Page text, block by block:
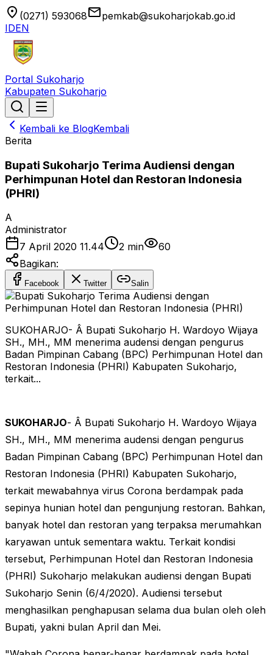
location_on (0271) 593068emailpemkab@sukoharjokab.go.id
IDEN
Portal Sukoharjo
Kabupaten Sukoharjo
Kembali ke BlogKembali
Berita
Bupati Sukoharjo Terima Audiensi dengan
Perhimpunan Hotel dan Restoran Indonesia
(PHRI)
A
Administrator
7 April 2020 11.44
2 min
60
Bagikan:
Facebook Twitter Salin
SUKOHARJO- Â Bupati Sukoharjo H. Wardoyo Wijaya
SH., MH., MM menerima audensi dengan pengurus
Badan Pimpinan Cabang (BPC) Perhimpunan Hotel dan
Restoran Indonesia (PHRI) Kabupaten Sukoharjo,
terkait...
SUKOHARJO- Â Bupati Sukoharjo H. Wardoyo Wijaya
SH., MH., MM menerima audensi dengan pengurus
Badan Pimpinan Cabang (BPC) Perhimpunan Hotel dan
Restoran Indonesia (PHRI) Kabupaten Sukoharjo,
terkait mewabahnya virus Corona berdampak pada
sepinya hunian hotel dan pengunjung restoran. Bahkan,
banyak hotel dan restoran yang terpaksa merumahkan
karyawan untuk sementara waktu. Terkait kondisi
tersebut, Perhimpunan Hotel dan Restoran Indonesia
(PHRI) Sukoharjo melakukan audiensi dengan Bupati
Sukoharjo Senin (6/4/2020). Audiensi tersebut
menghasilkan penghapusan selama dua bulan oleh oleh
Bupati, yakni bulan April dan Mei.